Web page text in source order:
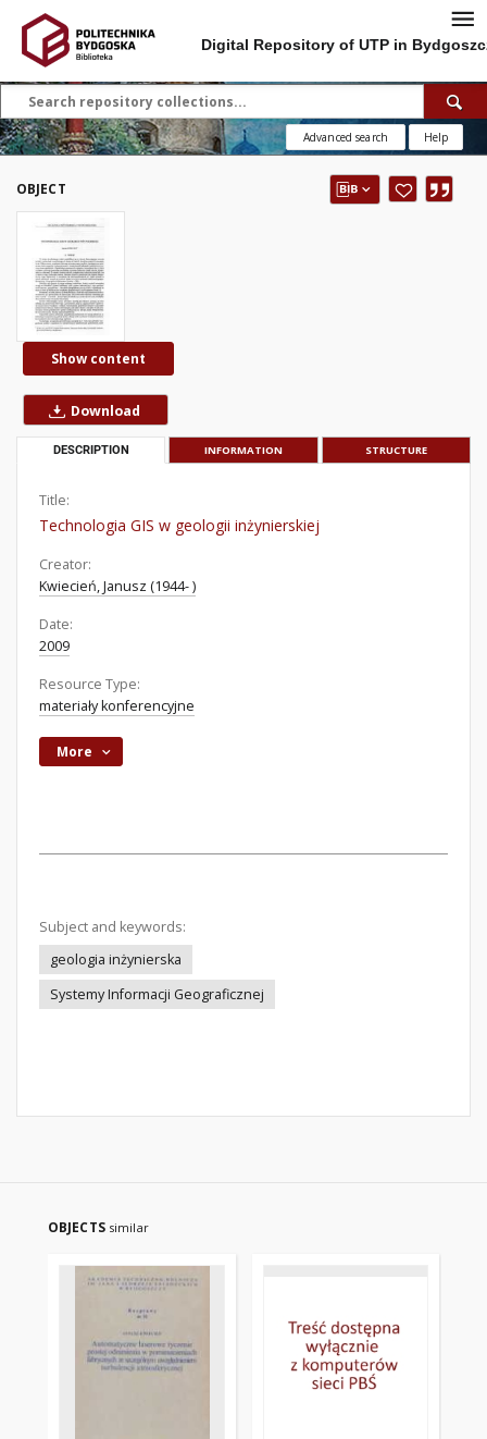
Digital Repository of UTP in
Advanced search Help
OBJECT
Show content
Download
DESCRIPTION INFORMATION STRUCTURE
Title:
Technologia GIS w geologii inżynierskiej
Creator:
Kwiecień, Janusz (1944- )
Date:
2009
Resource Type:
materiały konferencyjne
More
Subject and keywords:
geologia inżynierska
Systemy Informacji Geograficznej
OBJECTS similar